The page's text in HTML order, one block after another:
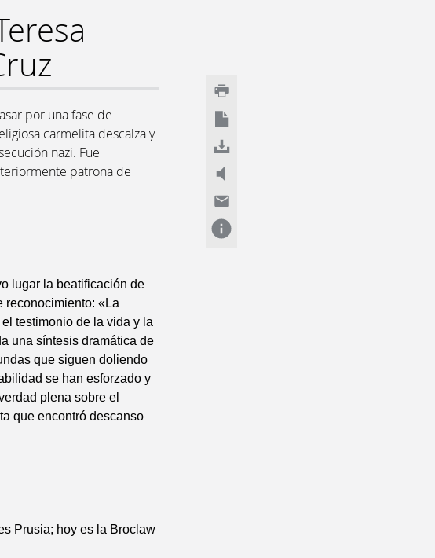
por una fase de
carmelita descalza y
nazi. Fue
patrona de
lugar la beatificación de
reconocimiento: «La
testimonio de la vida y la
una síntesis dramática de
que siguen doliendo
se han esforzado y
plena sobre el
que encontró descanso
Prusia; hoy es la Broclaw